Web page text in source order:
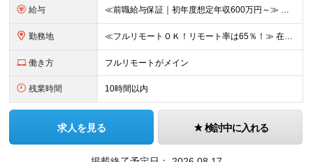
給与 ≪前職給与保証｜初年度想定年収600万円～≫ 月給45万円以上＋決算賞与＋交通費 ※スキル・経験を考慮の上、優遇します ※上記月給には固定残業代月20時間分(5万1000円以上)を含みます。超過し
勤務地 ≪フルリモートＯＫ！リモート率は65％！≫ 在宅勤務または東京・神奈川・埼玉・千葉のお客様先での勤務 ■本社 東京都港区芝2-22-15 STKビル 1F (変更の範囲)上記を除く当社関連勤務地
働き方 フルリモートがメイン
残業時間 10時間以内
求人を見る 検討中に入れる